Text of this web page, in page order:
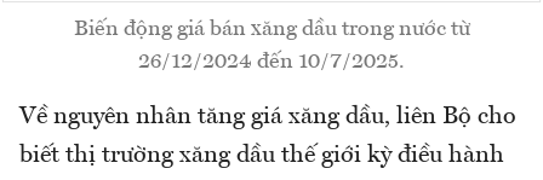
Biến động giá bán xăng dầu trong nước từ
26/12/2024 đến 10/7/2025.
Về nguyên nhân tăng giá xăng dầu, liên Bộ cho
biết thị trường xăng dầu thế giới kỳ điều hành